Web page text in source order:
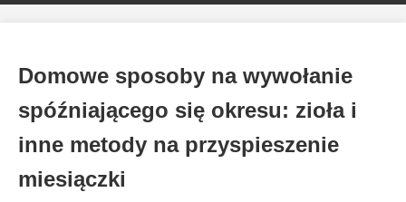
Domowe sposoby na wywołanie
spóźniającego się okresu: zioła i
inne metody na przyspieszenie
miesiączki